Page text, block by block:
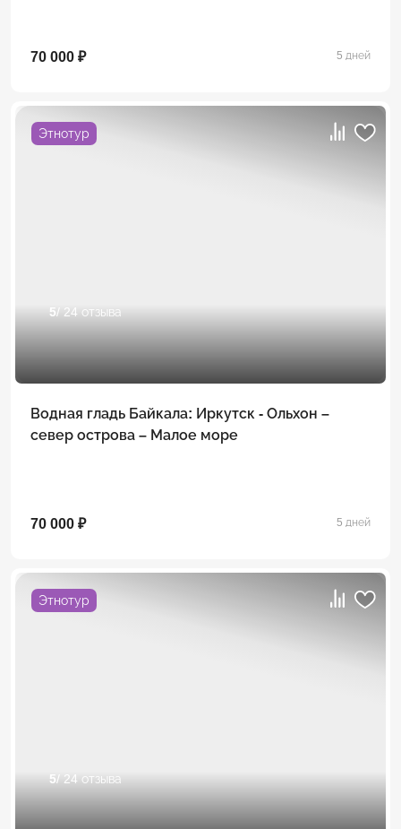
70 000 ₽ 5 дней
Этнотур
5/ 24 отзыва
Водная гладь Байкала: Иркутск - Ольхон –
север острова – Малое море
70 000 ₽ 5 дней
Этнотур
5/ 24 отзыва